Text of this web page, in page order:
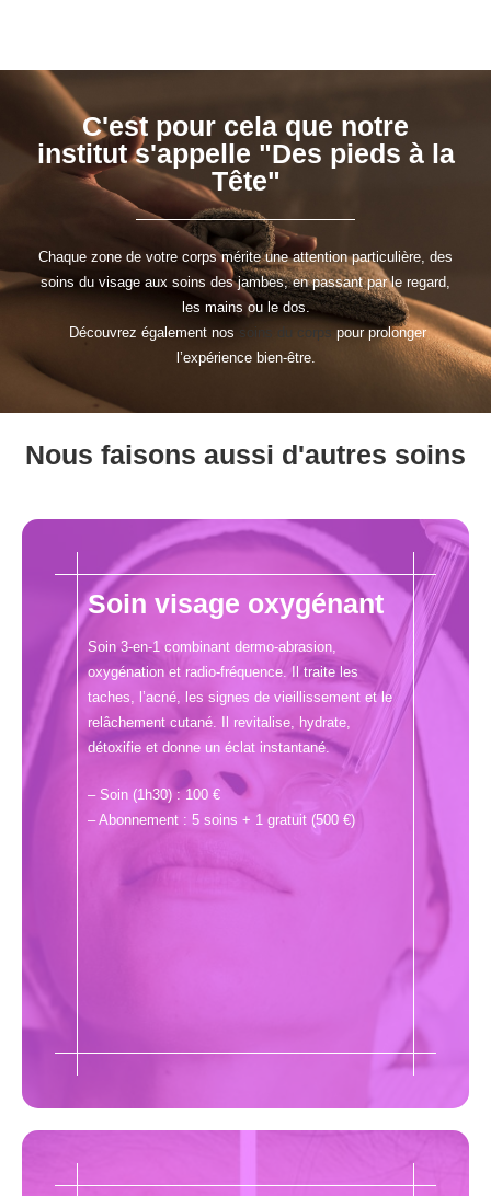
C'est pour cela que notre
institut s'appelle "Des pieds à la
Tête"
Chaque zone de votre corps mérite une attention particulière, des
soins du visage aux soins des jambes, en passant par le regard,
les mains ou le dos.
Découvrez également nos soins du corps pour prolonger
l’expérience bien-être.
Nous faisons aussi d'autres soins
Soin visage oxygénant
Soin 3-en-1 combinant dermo-abrasion,
oxygénation et radio-fréquence. Il traite les
taches, l’acné, les signes de vieillissement et le
relâchement cutané. Il revitalise, hydrate,
détoxifie et donne un éclat instantané.
– Soin (1h30) : 100 €
– Abonnement : 5 soins + 1 gratuit (500 €)